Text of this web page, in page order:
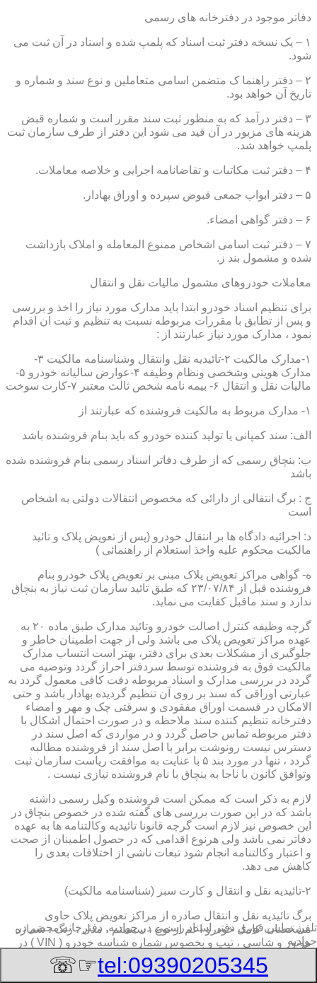
دفاتر موجود در دفترخانه های رسمی
۱ – یک نسخه دفتر ثبت اسناد که پلمپ شده و اسناد در آن ثبت می
شود.
۲ – دفتر راهنما ک متضمن اسامی متعاملین و نوع سند و شماره و
تاریخ آن خواهد بود.
۳ – دفتر درآمد که به منظور ثبت سند مقرر است و شماره قبض
هزینه های مزبور در آن قید می شود این دفتر از طرف سازمان ثبت
پلمپ خواهد شد.
۴ – دفتر ثبت مکاتبات و تقاضانامه اجرایی و خلاصه معاملات.
۵ – دفتر ابواب جمعی قبوض سپرده و اوراق بهادار.
۶ – دفتر گواهی امضاء.
۷ – دفتر ثبت اسامی اشخاص ممنوع المعامله و املاک بازداشت
شده و مشمول بند ز.
معاملات خودروهای مشمول مالیات نقل و انتقال
برای تنظیم اسناد خودرو ابتدا باید مدارک مورد نیاز را اخذ و بررسی
و پس از تطابق با مقررات مربوطه نسبت به تنظیم و ثبت ان اقدام
نمود ، مدارک مورد نیاز عبارتند از :
۱-مدارک مالکیت ۲-تائیدیه نقل وانتقال وشناسنامه مالکیت ۳-
مدارک هویتی وشخصی ونظام وظیفه ۴-عوارض سالیانه خودرو ۵-
مالیات نقل و انتقال ۶- بیمه نامه شخص ثالث معتبر ۷-کارت سوخت
۱- مدارک مربوط به مالکیت فروشنده که عبارتند از
الف: سند کمپانی یا تولید کننده خودرو که باید بنام فروشنده باشد
ب: بنچاق رسمی که از طرف دفاتر اسناد رسمی بنام فروشنده شده
باشد
ج : برگ انتقالی از دارائی که مخصوص انتقالات دولتی به اشخاص
است
د: اجرائیه دادگاه ها بر انتقال خودرو (پس از تعویض پلاک و تائید
مالکیت محکوم علیه واخذ استعلام از راهنمائی )
ه- گواهی مراکز تعویض پلاک مبنی بر تعویض پلاک خودرو بنام
فروشنده قبل از ۲۳/۰۷/۸۴ که طبق تائید سازمان ثبت نیاز به بنچاق
ندارد و سند ماقبل کفایت می نماید.
گرچه وظیفه کنترل اصالت خودرو وتائید مدارک طبق ماده ۲۰ به
عهده مراکز تعویض پلاک می باشد ولی از جهت اطمینان خاطر و
جلوگیری از مشکلات بعدی برای دفتر، بهتر است انتساب مدارک
مالکیت فوق به فروشنده توسط سردفتر احراز گردد وتوصیه می
گردد در بررسی مدارک و اسناد مربوطه دقت کافی معمول گردد به
عبارتی اوراقی که سند بر روی آن تنظیم گردیده بهادار باشد و حتی
الامکان در قسمت اوراق مفقودی و سرقتی چک و مهر و امضاء
دفترخانه تنظیم کننده سند ملاحظه و در صورت احتمال اشکال با
دفتر مربوطه تماس حاصل گردد و در مواردی که اصل سند در
دسترس نیست رونوشت برابر با اصل سند از فروشنده مطالبه
گردد ، تنها در مورد بند ۵ با عنایت به موافقت ریاست سازمان ثبت
وتوافق کانون با ناجا به بنچاق با نام فروشنده نیازی نیست .
لازم به ذکر است که ممکن است فروشنده وکیل رسمی داشته
باشد که در این صورت بررسی های گفته شده در خصوص بنچاق در
این خصوص نیز لازم است گرچه قانونا تائیدیه وکالتنامه ها به عهده
دفاتر نمی باشد ولی هرنوع اقدامی که در حصول اطمینان از صحت
و اعتبار وکالتنامه انجام شود تبعات ناشی از اختلافات بعدی را
کاهش می دهد.
۲-تائیدیه نقل و انتقال و کارت سبز (شناسنامه مالکیت)
برگ تائیدیه نقل و انتقال صادره از مراکز تعویض پلاک حاوی
مشخصات کامل خودرو اعم از نوع ، سیستم ، مدل ، رنگ ، شماره
موتور و شاسی ، تیپ و بخصوس شماره شناسه خودرو ( VIN ) در
صدر صفحه و مشخصات فروشنده و خریدار اعم از مشخصات
سجلی و شماره ملی و کدپستی و آدرس و شماره انتظامی
تلفن تماس فوری دفتر اسناد رسمی در جوادیه, دفترخانه,محضر در
جوادیه
tel:09390205345
☞☏